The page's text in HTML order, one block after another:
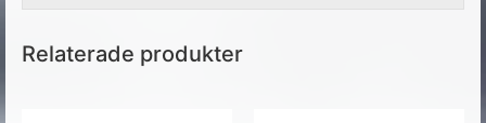
Relaterade produkter